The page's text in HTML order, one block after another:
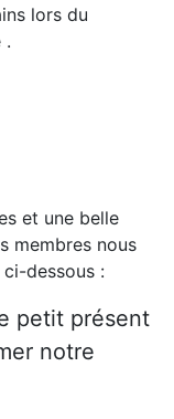
lors du
.
et une belle
membres nous
dessous :
petit présent
notre